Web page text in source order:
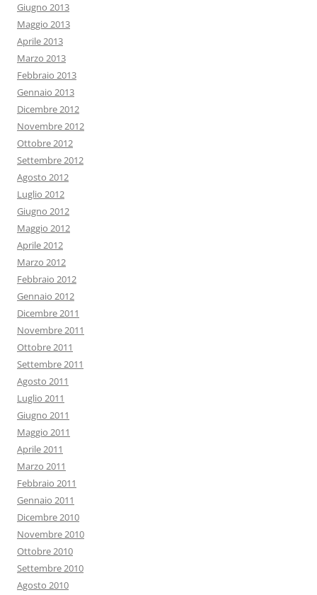
Giugno 2013
Maggio 2013
Aprile 2013
Marzo 2013
Febbraio 2013
Gennaio 2013
Dicembre 2012
Novembre 2012
Ottobre 2012
Settembre 2012
Agosto 2012
Luglio 2012
Giugno 2012
Maggio 2012
Aprile 2012
Marzo 2012
Febbraio 2012
Gennaio 2012
Dicembre 2011
Novembre 2011
Ottobre 2011
Settembre 2011
Agosto 2011
Luglio 2011
Giugno 2011
Maggio 2011
Aprile 2011
Marzo 2011
Febbraio 2011
Gennaio 2011
Dicembre 2010
Novembre 2010
Ottobre 2010
Settembre 2010
Agosto 2010